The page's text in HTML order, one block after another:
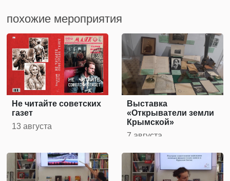
похожие мероприятия
Не читайте советских
газет
13 августа
Выставка
«Открыватели земли
Крымской»
7 августа